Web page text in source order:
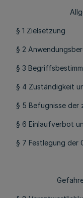
§ 1 Zielsetzung
§ 2
§ 3
§ 4 Zuständigkeit
§ 5 Befugnisse der
§ 6 Einlaufverbot
§ 7 Festlegung der